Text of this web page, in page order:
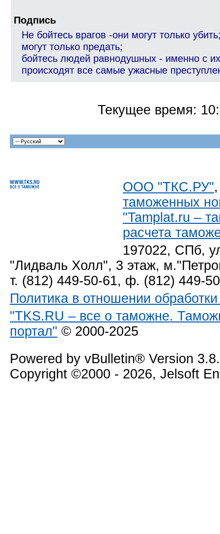
Подпись
Не бойтесь врагов -они могут только
могут только предать;
бойтесь людей равнодушных - именно с
происходят все самые ужасные
Текущее время:
ООО "ТКС.РУ"
таможенных
"Tamplat.ru –
расчета
197022, СПб,
"Лидваль Холл", 3 этаж,
т. (812) 449-50-61, ф. (812) 449-
Политика в отношении
"TKS.RU – все о таможне.
портал" © 2000-2025
Powered by vBulletin® Version
Copyright ©2000 - 2026, Jelsoft